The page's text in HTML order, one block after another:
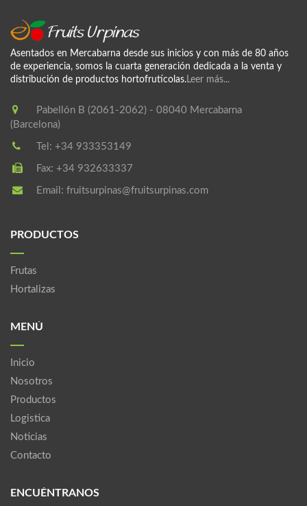
Asentados en Mercabarna desde sus inicios y con más de 80 años
de experiencia, somos la cuarta generación dedicada a la venta y
distribución de productos hortofrutícolas. Leer más...
Pabellón B (2061-2062) - 08040 Mercabarna
(Barcelona)
Tel: +34 933353149
Fax: +34 932633337
Email: fruitsurpinas@fruitsurpinas.com
PRODUCTOS
Frutas
Hortalizas
MENÚ
Inicio
Nosotros
Productos
Logistica
Noticias
Contacto
ENCUÉNTRANOS